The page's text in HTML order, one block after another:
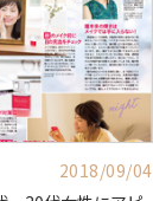
2018/09/04